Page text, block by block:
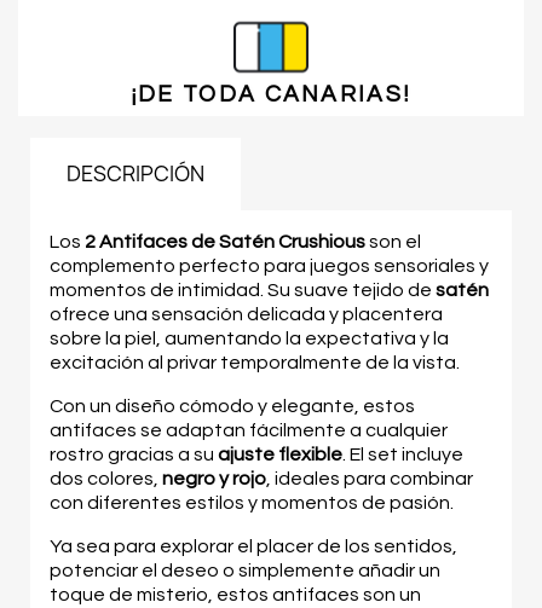
¡DE TODA CANARIAS!
DESCRIPCIÓN
Los 2 Antifaces de Satén Crushiousson el
complemento perfecto para juegos sensoriales y
momentos de intimidad. Su suave tejido de satén
ofrece una sensación delicada y placentera
sobre la piel, aumentando la expectativa y la
excitación al privar temporalmente de la vista.
Con un diseño cómodo y elegante, estos
antifaces se adaptan fácilmente a cualquier
rostro gracias a su ajuste flexible . El set incluye
dos colores, negro y rojo , ideales para combinar
con diferentes estilos y momentos de pasión.
Ya sea para explorar el placer de los sentidos,
potenciar el deseo o simplemente añadir un
toque de misterio, estos antifaces son un